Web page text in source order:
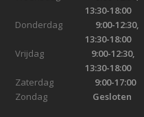
13:30-18:00
Donderdag 9:00-12:30,
13:30-18:00
Vrijdag 9:00-12:30,
13:30-18:00
Zaterdag 9:00-17:00
Zondag Gesloten